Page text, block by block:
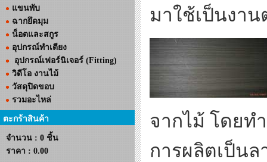
แขนพับ
ฉากยึดมุม
น็อตและสกูร
อุปกรณ์ทำเตียง
อุปกรณ์เฟอร์นิเจอร์ (Fitting)
วิดีโอ งานไม้
วัสดุปิดขอบ
รวมอะไหล่
ตะกร้าสินค้า
จำนวน : 0 ชิ้น
ราคา : 0.00
มาใช้เป็นงา
จากไม้ โดยท
การผลิตเป็น